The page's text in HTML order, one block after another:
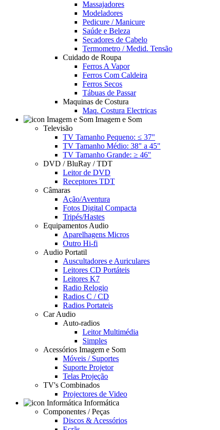
Massajadores
Modeladores
Pedicure / Manicure
Saúde e Beleza
Secadores de Cabelo
Termometro / Medid. Tensão
Cuidado de Roupa
Ferros A Vapor
Ferros Com Caldeira
Ferros Secos
Tábuas de Passar
Maquinas de Costura
Maq. Costura Electricas
Imagem e Som
Televisão
TV Tamanho Pequeno: ≤ 37"
TV Tamanho Médio: 38" a 45"
TV Tamanho Grande: ≥ 46"
DVD / BluRay / TDT
Leitor de DVD
Receptores TDT
Câmaras
Ação/Aventura
Fotos Digital Compacta
Tripés/Hastes
Equipamentos Audio
Aparelhagens Micros
Outro Hi-fi
Audio Portatil
Auscultadores e Auriculares
Leitores CD Portáteis
Leitores K7
Radio Relogio
Radios C / CD
Radios Portateis
Car Audio
Auto-radios
Leitor Multimédia
Simples
Acessórios Imagem e Som
Móveis / Suportes
Suporte Projetor
Telas Projeção
TV's Combinados
Projectores de Video
Informática
Componentes / Peças
Discos & Acessórios